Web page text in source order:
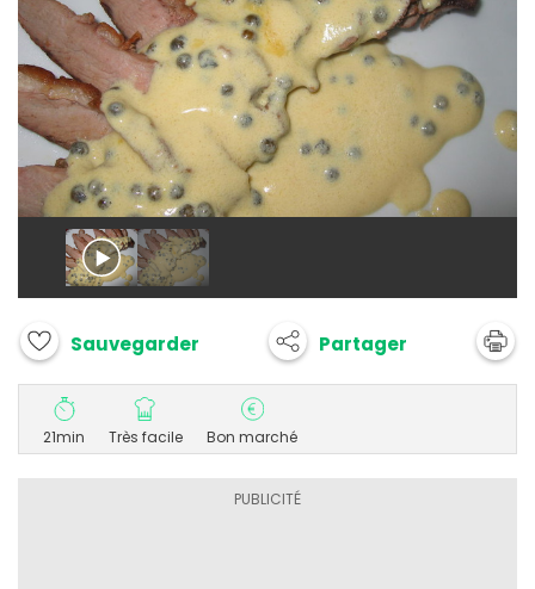
Sauvegarder Partager
21min Très facile Bon marché